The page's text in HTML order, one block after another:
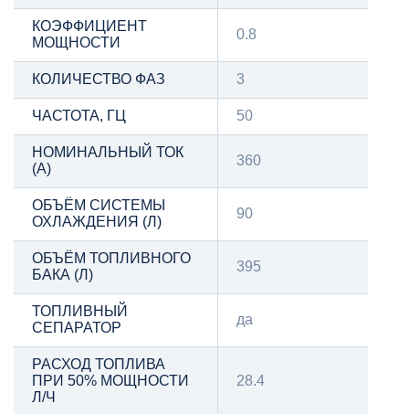
КОЭФФИЦИЕНТ
МОЩНОСТИ
0.8
КОЛИЧЕСТВО ФАЗ 3
ЧАСТОТА, ГЦ 50
НОМИНАЛЬНЫЙ ТОК
(А)
360
ОБЪЁМ СИСТЕМЫ
ОХЛАЖДЕНИЯ (Л)
90
ОБЪЁМ ТОПЛИВНОГО
БАКА (Л)
395
ТОПЛИВНЫЙ
СЕПАРАТОР
да
РАСХОД ТОПЛИВА
ПРИ 50% МОЩНОСТИ
Л/Ч
28.4